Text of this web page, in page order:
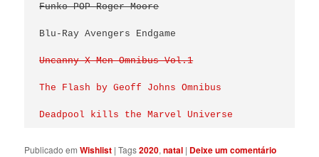
Funko POP Roger Moore
Blu-Ray Avengers Endgame
Uncanny X-Men Omnibus Vol.1
The Flash by Geoff Johns Omnibus
Deadpool kills the Marvel Universe
Publicado em Wishlist |Tags2020,natal | Deixe um comentário